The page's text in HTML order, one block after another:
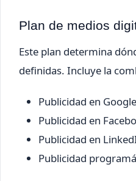
Plan de medios
Este plan determina
definidas. Incluye la
Publicidad en
Publicidad en
Publicidad en
Publicidad